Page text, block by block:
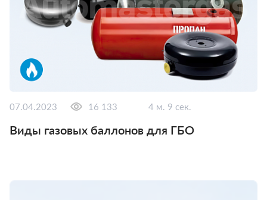
07.04.2023 16 133 4 м. 9 сек.
Виды газовых баллонов для ГБО